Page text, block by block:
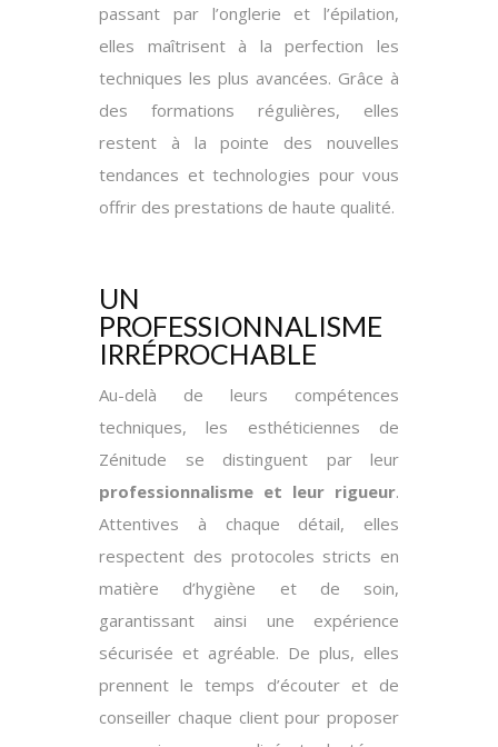
passant par l’onglerie et l’épilation,
elles maîtrisent à la perfection les
techniques les plus avancées. Grâce à
des formations régulières, elles
restent à la pointe des nouvelles
tendances et technologies pour vous
offrir des prestations de haute qualité.
UN
PROFESSIONNALISME
IRRÉPROCHABLE
Au-delà de leurs compétences
techniques, les esthéticiennes de
Zénitude se distinguent par leur
professionnalisme et leur rigueur.
Attentives à chaque détail, elles
respectent des protocoles stricts en
matière d’hygiène et de soin,
garantissant ainsi une expérience
sécurisée et agréable. De plus, elles
prennent le temps d’écouter et de
conseiller chaque client pour proposer